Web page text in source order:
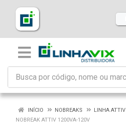
INÍCIO NOBREAKS
LINHA ATTIV
NOBREAK ATTIV 1200VA-120V